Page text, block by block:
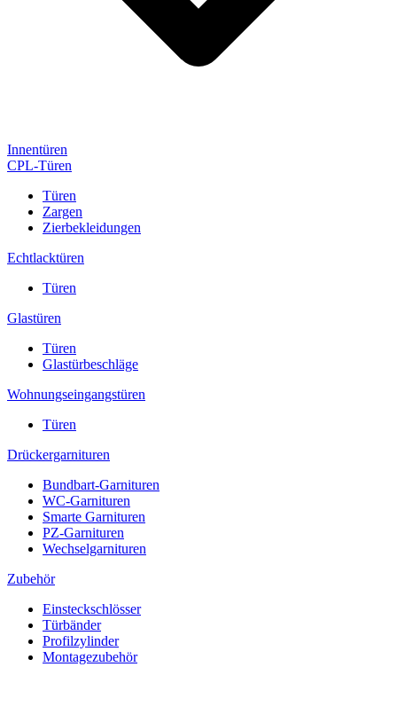
Innentüren
CPL-Türen
Türen
Zargen
Zierbekleidungen
Echtlacktüren
Türen
Glastüren
Türen
Glastürbeschläge
Wohnungseingangstüren
Türen
Drückergarnituren
Bundbart-Garnituren
WC-Garnituren
Smarte Garnituren
PZ-Garnituren
Wechselgarnituren
Zubehör
Einsteckschlösser
Türbänder
Profilzylinder
Montagezubehör